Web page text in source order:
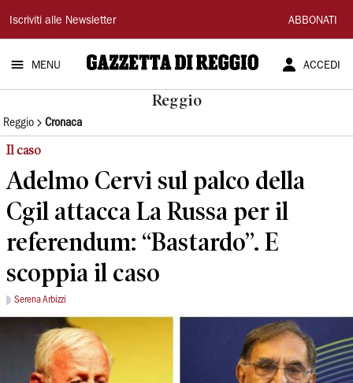
Gazzetta
di
Reggio
Iscriviti alle Newsletter ABBONATI
MENU ACCEDI
Reggio
Reggio Cronaca
Il caso
Adelmo Cervi sul palco della
Cgil attacca La Russa per il
referendum: “Bastardo”. E
scoppia il caso
Serena Arbizzi